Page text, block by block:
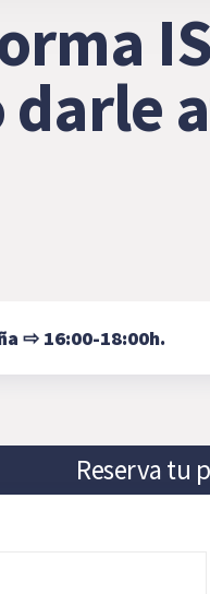
darle
⇨ 16:00-18:00h.
Reserva tu